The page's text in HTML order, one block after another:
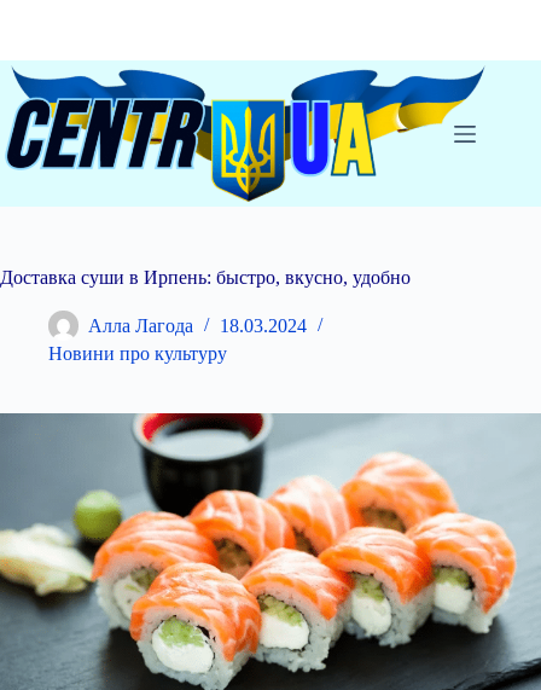
Доставка суши в Ирпень: быстро, вкусно, удобно
Алла Лагода
18.03.2024
Новини про культуру